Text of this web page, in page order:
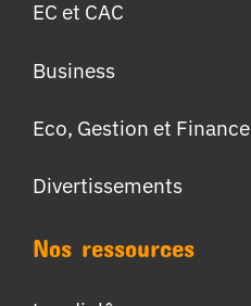
EC et CAC
Business
Eco, Gestion et Finance
Divertissements
Nos ressources